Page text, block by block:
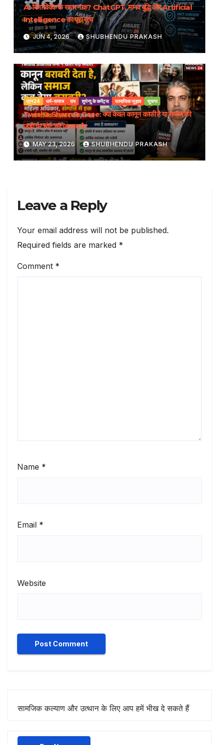
AI बिना विवेक के खतरनाक? ChatGPT, मानव बुद्धि और Artificial
Intelligence का पूरा सच
JUN 4, 2026 SHUBHENDU PRAKASH
एएन24 धर्म-समाज राय शुभेन्दु के कमेंट्स सामाजिक जुड़ाव सूचना
Twisha Sharma Case: क्या केवल कानून काफी है या समाज की
जड़ों पर चोट की जरूरत है?
MAY 23, 2026 SHUBHENDU PRAKASH
Leave a Reply
Your email address will not be published.
Required fields are marked *
Comment *
Name *
Email *
Website
सामजिक कल्याण और उत्थान के लिए आप हमें भीख दे सकते हैं